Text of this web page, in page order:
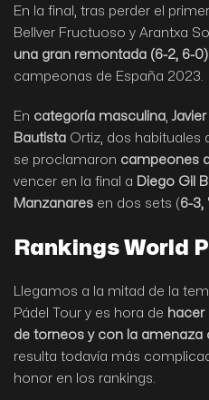
En la final, tras perder el
Bellver Fructuoso y Arantxa
una gran remontada (6-2, 6-0)
campeonas de España 2023.
En categoría masculina,
Bautista Ortiz, dos habituales
se proclamaron campeones
vencer en la final a Diego Gil
Manzanares en dos sets (6-3,
Rankings World
Llegamos a la mitad de la
Pádel Tour y es hora de hacer
de torneos y con la amenaza
resulta todavía más
honor en los rankings.